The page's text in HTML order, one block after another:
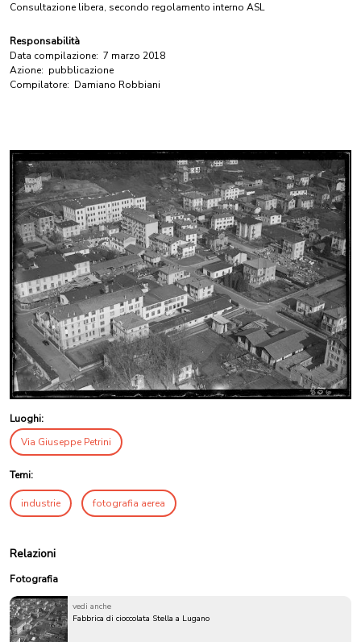
Consultazione libera, secondo regolamento interno ASL
Responsabilità
Data compilazione: 7 marzo 2018
Azione: pubblicazione
Compilatore: Damiano Robbiani
Luoghi:
Via Giuseppe Petrini
Temi:
industrie fotografia aerea
Relazioni
Fotografia
vedi anche
Fabbrica di cioccolata Stella a Lugano